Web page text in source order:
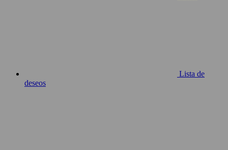
Lista de
deseos